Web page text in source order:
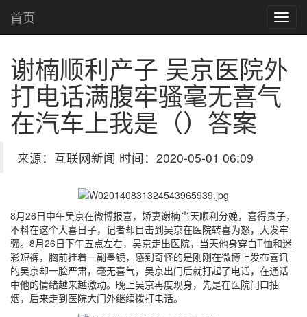
首页
谢楠顺利产子 吴京医院外
打电话满腹牢骚毫无喜气
在汽车上我是（）答案
来源：互联网新闻 时间：2020-05-01 06:09
8月26日中午吴京在微博报喜，娇妻谢楠当天顺利分娩，喜得贵子，
不料在这个大喜日子，记者却目击到吴京在医院转喜为怒，大发牢
骚。8月26日下午五点左右，吴京走出医院，当天他身穿白T恤和迷
彩短裤，胸前挂着一副墨镜，感到奇怪的是刚刚在微博上发布喜讯
的吴京却一脸严肃，毫无喜气，吴京出门后就打起了电话，在通话
中他的情绪越来越激动。晚上吴京再度现身，先是在医院门口抽
烟，后来走到医院大门外继续拨打电话。